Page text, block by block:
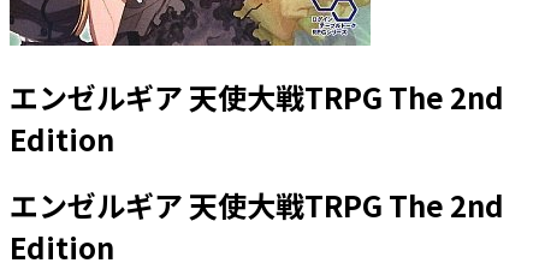
エンゼルギア 天使大戦TRPG The 2nd
Edition
エンゼルギア 天使大戦TRPG The 2nd
Edition